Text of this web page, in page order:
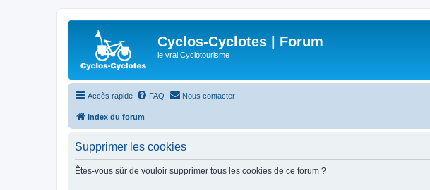
Cyclos-Cyclotes | Forum
le vrai Cyclotourisme
Accès rapide FAQ Nous contacter
Index du forum
Supprimer les cookies
Êtes-vous sûr de vouloir supprimer tous les cookies de ce forum ?